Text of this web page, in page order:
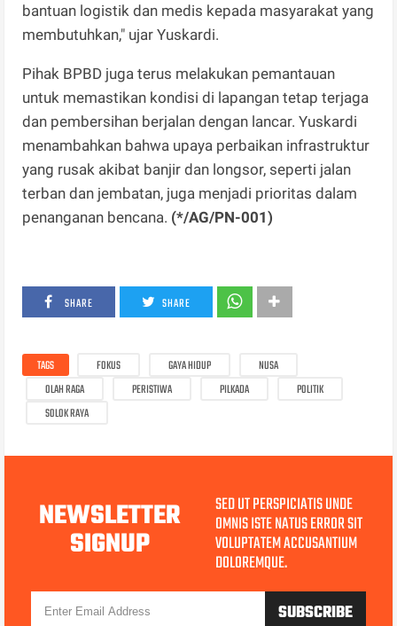
bantuan logistik dan medis kepada masyarakat yang
membutuhkan," ujar Yuskardi.
Pihak BPBD juga terus melakukan pemantauan
untuk memastikan kondisi di lapangan tetap terjaga
dan pembersihan berjalan dengan lancar. Yuskardi
menambahkan bahwa upaya perbaikan infrastruktur
yang rusak akibat banjir dan longsor, seperti jalan
terban dan jembatan, juga menjadi prioritas dalam
penanganan bencana. (*/AG/PN-001)
SHARE SHARE
TAGS FOKUS GAYA HIDUP
NUSA
OLAH RAGA
PERISTIWA PILKADA
POLITIK
SOLOK RAYA
NEWSLETTER
SIGNUP
SED UT PERSPICIATIS UNDE
OMNIS ISTE NATUS ERROR SIT
VOLUPTATEM ACCUSANTIUM
DOLOREMQUE.